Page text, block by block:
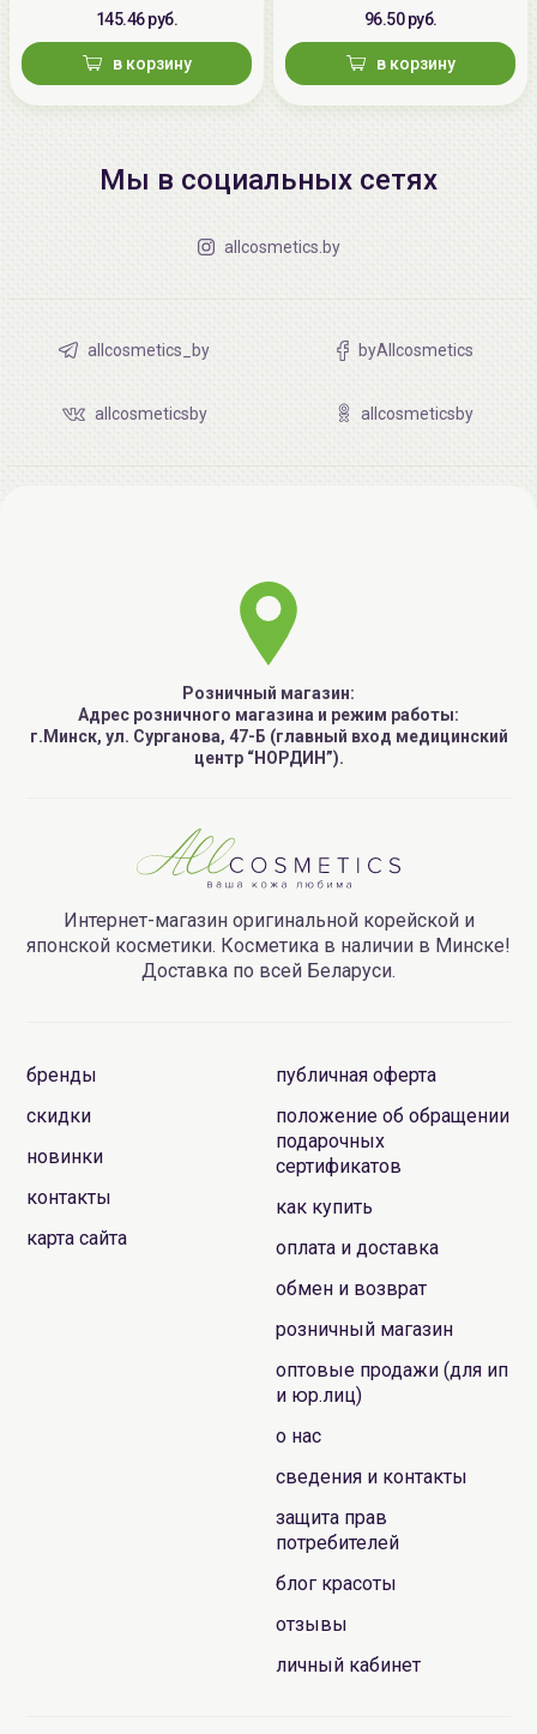
145.46 руб.
в корзину
96.50 руб.
в корзину
Мы в социальных сетях
allcosmetics.by
allcosmetics_by byAllcosmetics
allcosmeticsby allcosmeticsby
Розничный магазин:
Адрес розничного магазина и режим работы:
г.Минск, ул. Сурганова, 47-Б (главный вход медицинский
центр “НОРДИН”).
Интернет-магазин оригинальной корейской и
японской косметики. Косметика в наличии в Минске!
Доставка по всей Беларуси.
бренды
скидки
новинки
контакты
карта сайта
публичная оферта
положение об обращении
подарочных
сертификатов
как купить
оплата и доставка
обмен и возврат
розничный магазин
оптовые продажи (для ип
и юр.лиц)
о нас
сведения и контакты
защита прав
потребителей
блог красоты
отзывы
личный кабинет